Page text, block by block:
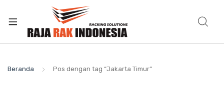
Beranda Pos dengan tag “Jakarta Timur”